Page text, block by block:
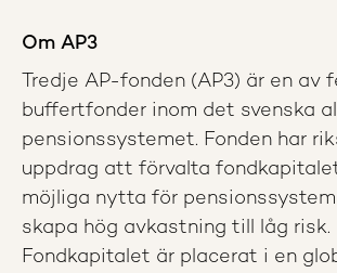
Om AP3
Tredje AP-fonden (AP3) är en av
buffertfonder inom det svenska
pensionssystemet. Fonden har
uppdrag att förvalta
möjliga nytta för
skapa hög avkastning till låg risk.
Fondkapitalet är placerat i en